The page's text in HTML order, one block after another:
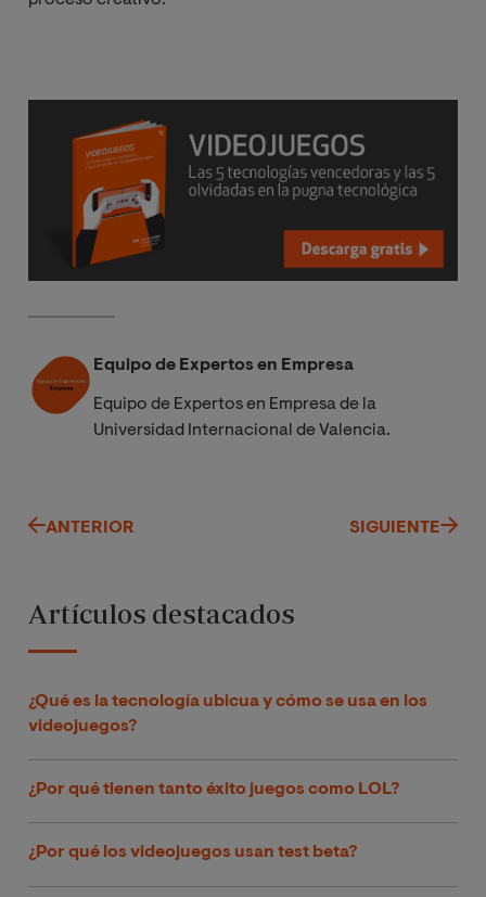
Equipo de Expertos en Empresa
Equipo de Expertos en Empresa de la
Universidad Internacional de Valencia.
ANTERIOR SIGUIENTE
Artículos destacados
¿Qué es la tecnología ubicua y cómo se usa en los
videojuegos?
¿Por qué tienen tanto éxito juegos como LOL?
¿Por qué los videojuegos usan test beta?